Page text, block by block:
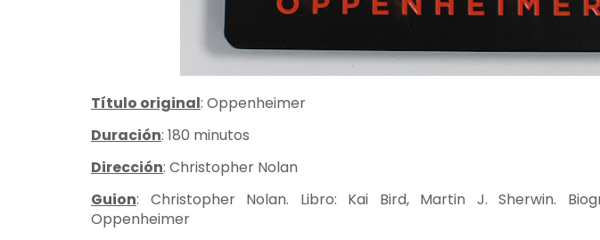
Título original: Oppenheimer
Duración: 180 minutos
Dirección: Christopher Nolan
Guion: Christopher Nolan. Libro: Kai Bird, Martin J. Sherwin.
Oppenheimer